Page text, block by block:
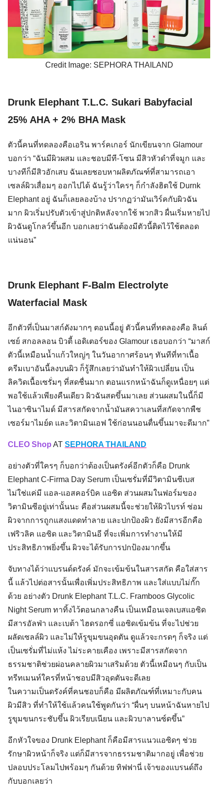
Credit Image: SEPHORA THAILAND
Drunk Elephant T.L.C. Sukari Babyfacial
25% AHA + 2% BHA Mask
ตัวนี้คนที่ทดลองคือเอริน พาร์คเกอร์ นักเขียนจาก Glamour
บอกว่า “ฉันมีผิวผสม และชอบมีที-โซน มีสิวหัวดำที่จมูก และ
บางทีก็มีสิวอักเสบ ฉันเลยชอบหาผลิตภัณฑ์ที่สามารถเอา
เซลล์ผิวเสื่อมๆ ออกไปได้ ฉันรู้ว่าใครๆ ก็กำลังฮิตใช้ Durnk
Elephant อยู่ ฉันก็เลยลองบ้าง ปรากฏว่ามันเวิร์คกับผิวฉัน
มาก ผิวเริ่มปรับตัวเข้าสู่ปกติหลังจากใช้ พวกสิว ผื่นเริ่มหายไป
ผิวฉันดูโกลว์ขึ้นอีก บอกเลยว่าฉันต้องมีตัวนี้ติดไว้ใช้ตลอด
แน่นอน”
Drunk Elephant F-Balm Electrolyte
Waterfacial Mask
อีกตัวที่เป็นมาสก์ดังมากๆ ตอนนี้อยู่ ตัวนี้คนที่ทดลองคือ ลินด์
เซย์ สกอลลอน บิวตี้ เอดิเตอร์ของ Glamour เธอบอกว่า “มาสก์
ตัวนี้เหมือนน้ำแก้วใหญ่ๆ ในวันอากาศร้อนๆ ทันทีที่ทาเนื้อ
ครีมเบาอันนี้ลงบนผิว ก็รู้สึกเลยว่ามันทำให้ผิวเปลี่ยน เป็น
ลิควิดเนื้อเซรั่มๆ ที่สดชื่นมาก ตอนแรกหน้าฉันก็ดูเหนื่อยๆ แต่
พอใช้แล้วเพียงคืนเดียว ผิวฉันสดขึ้นมาเลย ส่วนผสมในนี้ก็มี
ไนอาซินาไมด์ มีสารสกัดจากน้ำมันสควาเลนที่สกัดจากพืช
เซอร์มาไมย์ด และวิตามินเอฟ ใช้ก่อนนอนตื่นขึ้นมาจะดีมาก”
CLEO Shop AT SEPHORA THAILAND
อย่างตัวที่ใครๆ ก็บอกว่าต้องเป็นดรังค์อีกตัวก็คือ Drunk
Elephant C-Firma Day Serum เป็นเซรั่มที่มีวิตามินซีเบส
ไม่ใช่แค่มี แอล-แอสคอร์บิค แอซิด ส่วนผสมในฟอร์มของ
วิตามินซีอยู่เท่านั้นนะ คือส่วนผสมนี้จะช่วยให้ผิวไบรท์ ซ่อม
ผิวจากการถูกแสงแดดทำลาย และปกป้องผิว ยังมีสารอีกคือ
เฟริวลิค แอซิด และวิตามินอี ที่จะเพิ่มการทำงานให้มี
ประสิทธิภาพยิ่งขึ้น ผิวจะได้รับการปกป้องมากขึ้น
จับทางได้ว่าแบรนด์ดรังค์ มักจะเข้มข้นในสารสกัด คือใส่สาร
นี้ แล้วไปต่อสารนั้นเพื่อเพิ่มประสิทธิภาพ และใส่แบบไม่กั๊ก
ด้วย อย่างตัว Drunk Elephant T.L.C. Framboos Glycolic
Night Serum ทาทิ้งไว้ตอนกลางคืน เป็นเหมือนเจลเบสแอซิด
มีสารอัลฟ่า และเบต้า ไฮดรอกซี่ แอซิดเข้มข้น ที่จะไปช่วย
ผลัดเซลล์ผิว และไม่ให้รูขุมขนอุดตัน ดูแล้วจะกรดๆ ก็จริง แต่
เป็นเซรั่มที่ไม่แห้ง ไม่ระคายเคือง เพราะมีสารสกัดจาก
ธรรมชาติช่วยผ่อนคลายผิวมาเสริมด้วย ตัวนี้เหมือนๆ กับเป็น
ทรีทเมนท์ใครที่หน้าชอบมีสิวอุดตันจะดีเลย
ในความเป็นดรังค์ที่คนชอบก็คือ มีผลิตภัณฑ์ที่เหมาะกับคน
ผิวมีสิว ที่ทำให้ใช้แล้วคนใช้พูดกันว่า “ผื่นๆ บนหน้าฉันหายไป
รูขุมขนกระชับขึ้น ผิวเรียบเนียน และผิวบาลานซ์ดขึ้น”
อีกหัวใจของ Drunk Elephant ก็คือมีสารแนวแอซิดๆ ช่วย
รักษาผิวหน้าก็จริง แต่ก็มีสารจากธรรมชาติมากอยู่ เพื่อช่วย
ปลอบประโลมไปพร้อมๆ กันด้วย ทิฟฟานี่ เจ้าของแบรนด์ถึง
กับบอกเลยว่า